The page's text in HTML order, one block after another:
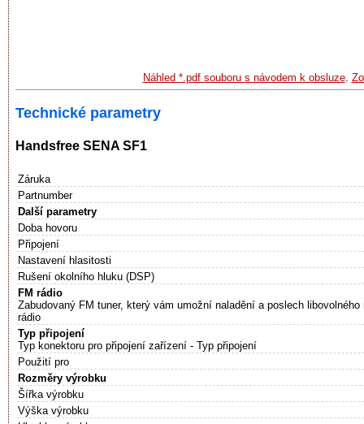
Náhled *.pdf souboru s návodem k obsluze.
Technické parametry
Handsfree SENA SF1
Záruka
Partnumber
Další parametry
Doba hovoru
Připojení
Nastavení hlasitosti
Rušení okolního hluku (DSP)
FM rádio
Zabudovaný FM tuner, který vám umožní naladění a poslech
rádio
Typ připojení
Typ konektoru pro připojení zařízení - Typ připojení
Použití pro
Rozměry výrobku
Šířka výrobku
Výška výrobku